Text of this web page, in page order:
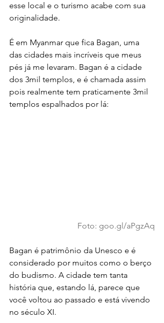
esse local e o turismo acabe com sua
originalidade.
É em Myanmar que fica Bagan, uma
das cidades mais incríveis que meus
pés já me levaram. Bagan é a cidade
dos 3mil templos, e é chamada assim
pois realmente tem praticamente 3mil
templos espalhados por lá:
Foto: goo.gl/aPgzAq
Bagan é patrimônio da Unesco e é
considerado por muitos como o berço
do budismo. A cidade tem tanta
história que, estando lá, parece que
você voltou ao passado e está vivendo
no século XI.